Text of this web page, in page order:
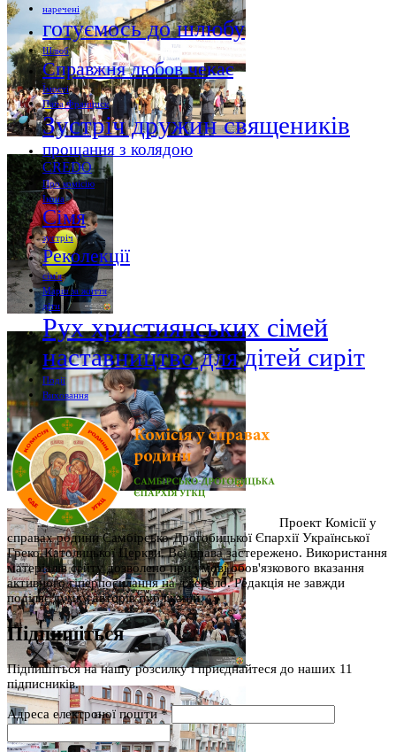
наречені
готуємось до шлюбу
Шлюб
Справжня любов чекає
Їмості
Папа Франциск
Зустріч дружин священиків
прощання з колядою
CREDO
Про комісію
Ікона
Сімя
зустріч
Реколекції
сім'я
Марш за життя
діти
Рух християнських сімей
наставництво для дітей сиріт
Події
Виховання
Проект Комісії у
справах родини Самбірсько-Дрогобицької Єпархії Української
Греко-Католицької Церкви. Всі права застережено. Використання
матеріалів сайту дозволено при умові обов'язкового вказання
активного гіперпосилання на джерело. Редакція не завжди
поділяє думку авторів публікацій.
Підпишіться
Підпишіться на нашу розсилку і приєднайтеся до наших 11
підписників.
Адреса електроної пошти*